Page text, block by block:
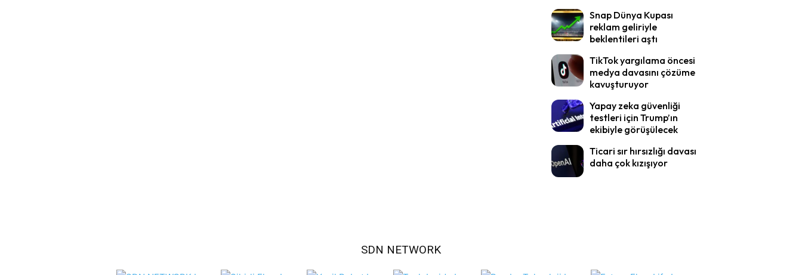
Snap Dünya Kupası
reklam geliriyle
beklentileri aştı
TikTok yargılama öncesi
medya davasını çözüme
kavuşturuyor
Yapay zeka güvenliği
testleri için Trump’ın
ekibiyle görüşülecek
Ticari sır hırsızlığı davası
daha çok kızışıyor
SDN NETWORK